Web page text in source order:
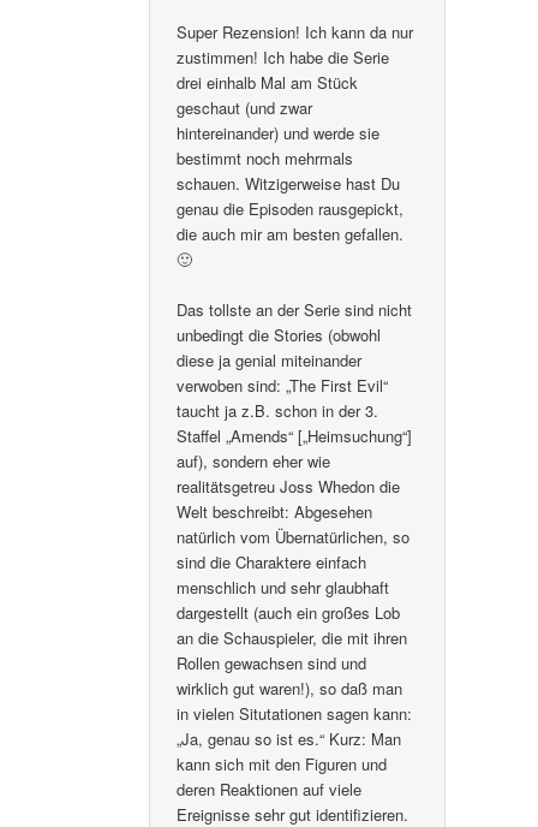
Super Rezension! Ich kann da nur
zustimmen! Ich habe die Serie
drei einhalb Mal am Stück
geschaut (und zwar
hintereinander) und werde sie
bestimmt noch mehrmals
schauen. Witzigerweise hast Du
genau die Episoden rausgepickt,
die auch mir am besten gefallen.
🙂
Das tollste an der Serie sind nicht
unbedingt die Stories (obwohl
diese ja genial miteinander
verwoben sind: „The First Evil“
taucht ja z.B. schon in der 3.
Staffel „Amends“ [„Heimsuchung“]
auf), sondern eher wie
realitätsgetreu Joss Whedon die
Welt beschreibt: Abgesehen
natürlich vom Übernatürlichen, so
sind die Charaktere einfach
menschlich und sehr glaubhaft
dargestellt (auch ein großes Lob
an die Schauspieler, die mit ihren
Rollen gewachsen sind und
wirklich gut waren!), so daß man
in vielen Situtationen sagen kann:
„Ja, genau so ist es.“ Kurz: Man
kann sich mit den Figuren und
deren Reaktionen auf viele
Ereignisse sehr gut identifizieren.